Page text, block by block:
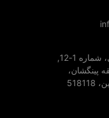
پارک صنعتی وانداجی، شماره 1-12,
پینگشان،